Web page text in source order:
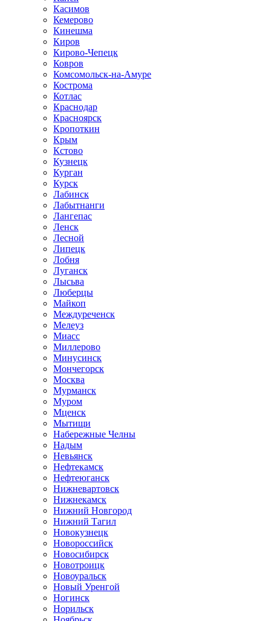
Касимов
Кемерово
Кинешма
Киров
Кирово-Чепецк
Ковров
Комсомольск-на-Амуре
Кострома
Котлас
Краснодар
Красноярск
Кропоткин
Крым
Кстово
Кузнецк
Курган
Курск
Лабинск
Лабытнанги
Лангепас
Ленск
Лесной
Липецк
Лобня
Луганск
Лысьва
Люберцы
Майкоп
Междуреченск
Мелеуз
Миасс
Миллерово
Минусинск
Мончегорск
Москва
Мурманск
Муром
Мценск
Мытищи
Набережные Челны
Надым
Невьянск
Нефтекамск
Нефтеюганск
Нижневартовск
Нижнекамск
Нижний Новгород
Нижний Тагил
Новокузнецк
Новороссийск
Новосибирск
Новотроицк
Новоуральск
Новый Уренгой
Ногинск
Норильск